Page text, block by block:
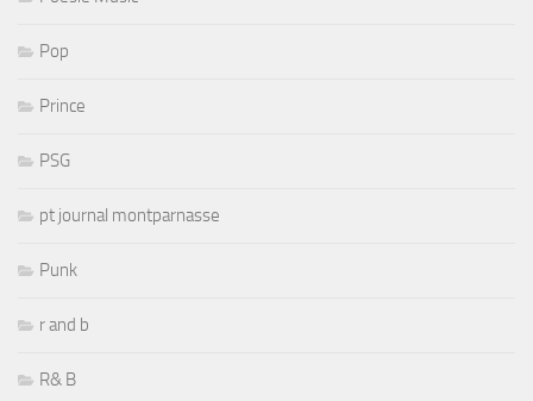
Pop
Prince
PSG
pt journal montparnasse
Punk
r and b
R& B